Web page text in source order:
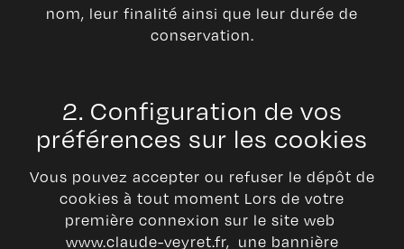
nom, leur finalité ainsi que leur durée de
conservation.
2. Configuration de vos
préférences sur les cookies
Vous pouvez accepter ou refuser le dépôt de
cookies à tout moment Lors de votre
première connexion sur le site web
www.claude-veyret.fr, une bannière